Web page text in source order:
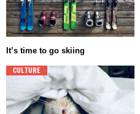
It’s time to go skiing
CULTURE